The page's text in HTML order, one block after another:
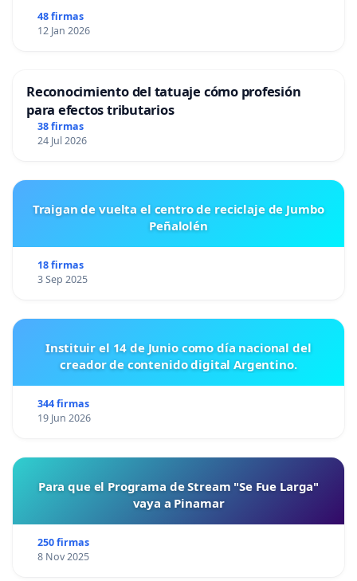
48 firmas
12 Jan 2026
Reconocimiento del tatuaje cómo profesión
para efectos tributarios
38 firmas
24 Jul 2026
Traigan de vuelta el centro de reciclaje de Jumbo
Peñalolén
18 firmas
3 Sep 2025
Instituir el 14 de Junio como día nacional del
creador de contenido digital Argentino.
344 firmas
19 Jun 2026
Para que el Programa de Stream "Se Fue Larga"
vaya a Pinamar
250 firmas
8 Nov 2025